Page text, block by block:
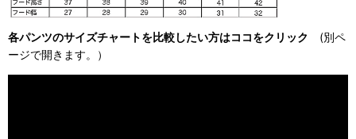
各パンツのサイズチャートを比較したい方はココをクリック
(別ペ
ージで開きます。）